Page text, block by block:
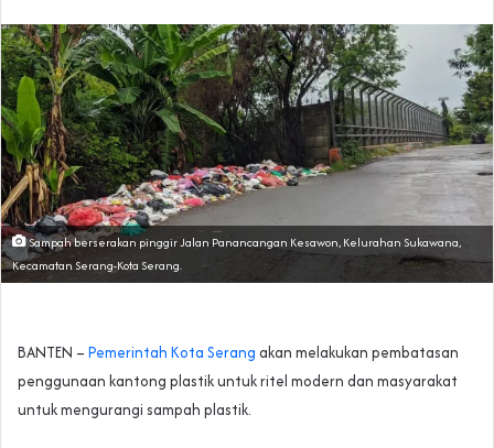
Sampah berserakan pinggir Jalan Panancangan Kesawon, Kelurahan Sukawana,
Kecamatan Serang-Kota Serang.
BANTEN – Pemerintah Kota Serang akan melakukan pembatasan
penggunaan kantong plastik untuk ritel modern dan masyarakat
untuk mengurangi sampah plastik.